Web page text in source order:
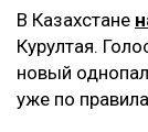
В Казахстане
Курултая.
новый
уже по